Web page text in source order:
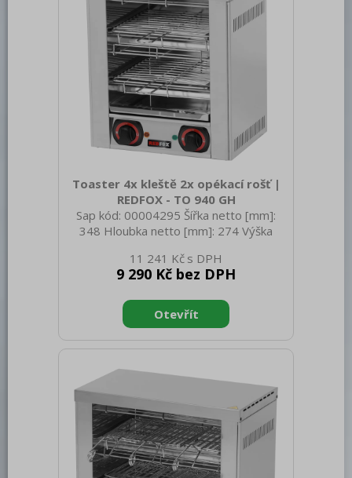
Toaster 4x kleště 2x opékací rošť |
REDFOX - TO 940 GH
Sap kód: 00004295 Šířka netto [mm]:
348 Hloubka netto [mm]: 274 Výška
11.00 Šířka brutto [mm]: 355 Hloubka
brutto [mm]: 395 Výška brutto [mm]:
spotřebiče: Elektrické zařízení
Konstruční typ zařízení: Stolní Materiál:
Nerez Příkon elektrický [kW]: 2.400
výbava k zařízení: 4x kleště, 2x rošt
Stupeň krytí ovládacích prvků: IPX4
Časovač: Ano Odjímatelná z
11 241 Kč
9 290 Kč bez DPH